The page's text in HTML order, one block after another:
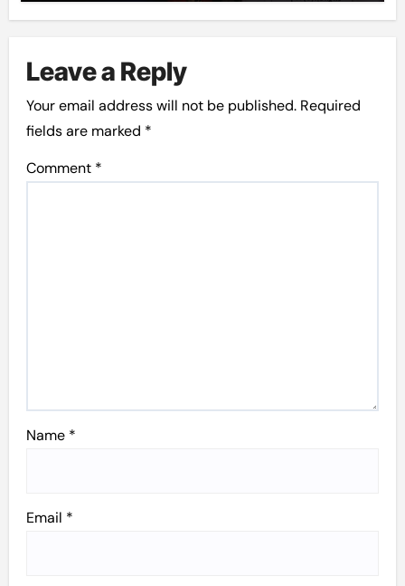
Leave a Reply
Your email address will not be published. Required
fields are marked *
Comment *
Name *
Email *